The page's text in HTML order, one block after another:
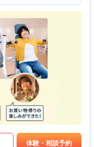
体験・相談予約